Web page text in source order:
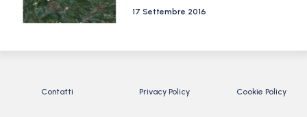
17 Settembre 2016
Contatti Privacy Policy Cookie Policy